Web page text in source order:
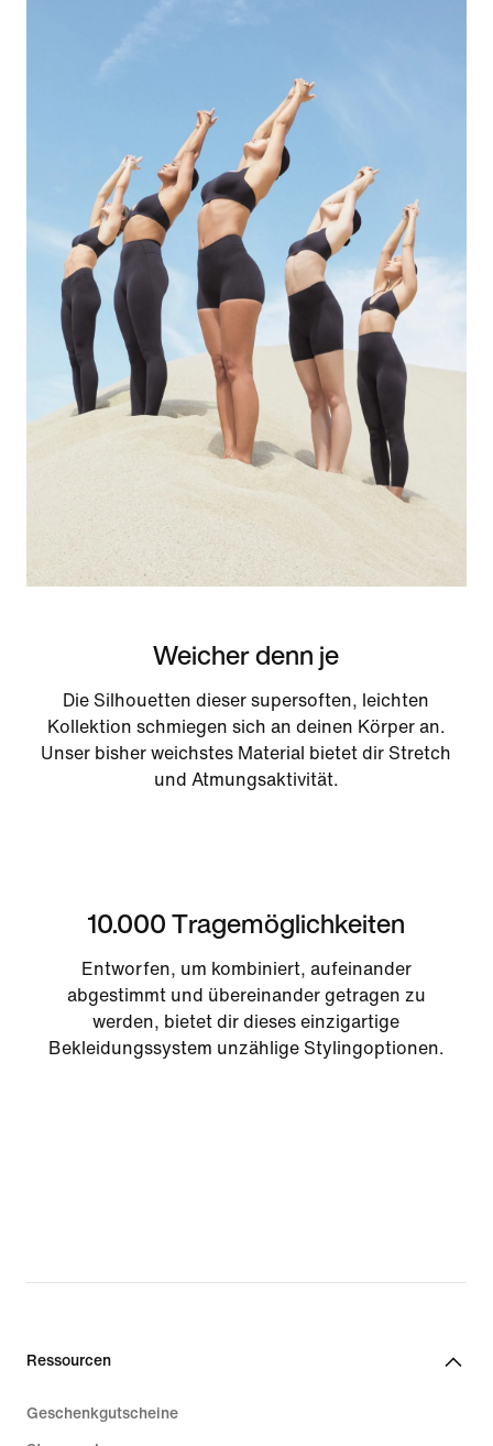
Weicher denn je
Die Silhouetten dieser supersoften, leichten
Kollektion schmiegen sich an deinen Körper an.
Unser bisher weichstes Material bietet dir Stretch
und Atmungsaktivität.
10.000 Tragemöglichkeiten
Entworfen, um kombiniert, aufeinander
abgestimmt und übereinander getragen zu
werden, bietet dir dieses einzigartige
Bekleidungssystem unzählige Stylingoptionen.
Ressourcen
Geschenkgutscheine